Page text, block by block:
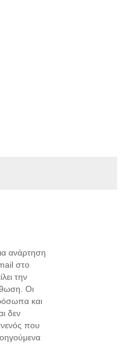
ανάρτηση
στο
την
Οι
και
δεν
που